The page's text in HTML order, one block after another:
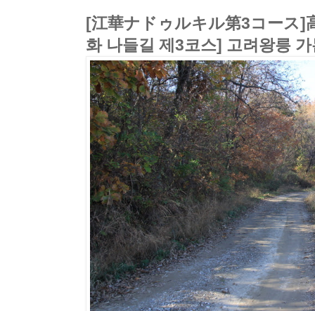
[江華ナドゥルキル第3コース]
화 나들길 제3코스] 고려왕릉